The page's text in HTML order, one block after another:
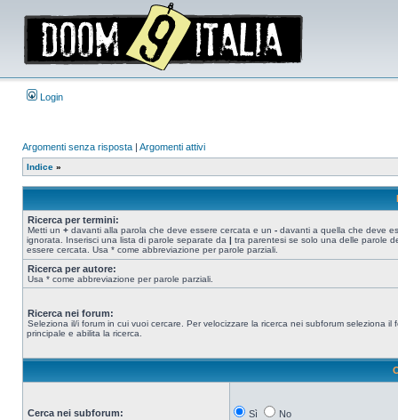
Login
Argomenti senza risposta | Argomenti attivi
Indice »
Ricerca per termini:
Metti un + davanti alla parola che deve essere cercata e un - davanti a quella che deve
ignorata. Inserisci una lista di parole separate da | tra parentesi se solo una delle parole
essere cercata. Usa * come abbreviazione per parole parziali.
Ricerca per autore:
Usa * come abbreviazione per parole parziali.
Ricerca nei forum:
Seleziona il/i forum in cui vuoi cercare. Per velocizzare la ricerca nei subforum seleziona il
principale e abilita la ricerca.
Cerca nei subforum: Sì No